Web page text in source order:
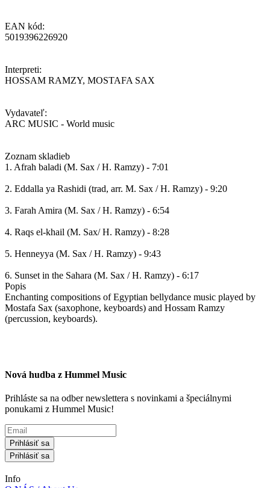
EAN kód:
5019396226920
Interpreti:
HOSSAM RAMZY, MOSTAFA SAX
Vydavateľ:
ARC MUSIC - World music
Zoznam skladieb
1. Afrah baladi (M. Sax / H. Ramzy) - 7:01
2. Eddalla ya Rashidi (trad, arr. M. Sax / H. Ramzy) - 9:20
3. Farah Amira (M. Sax / H. Ramzy) - 6:54
4. Raqs el-khail (M. Sax/ H. Ramzy) - 8:28
5. Henneyya (M. Sax / H. Ramzy) - 9:43
6. Sunset in the Sahara (M. Sax / H. Ramzy) - 6:17
Popis
Enchanting compositions of Egyptian bellydance music played by
Mostafa Sax (saxophone, keyboards) and Hossam Ramzy
(percussion, keyboards).
Nová hudba z Hummel Music
Prihláste sa na odber newslettera s novinkami a špeciálnymi
ponukami z Hummel Music!
Prihlásiť sa
Prihlásiť sa
Info